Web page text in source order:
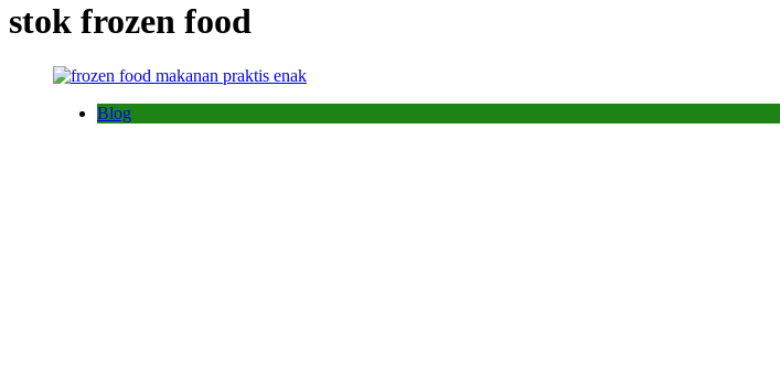
stok frozen food
Blog